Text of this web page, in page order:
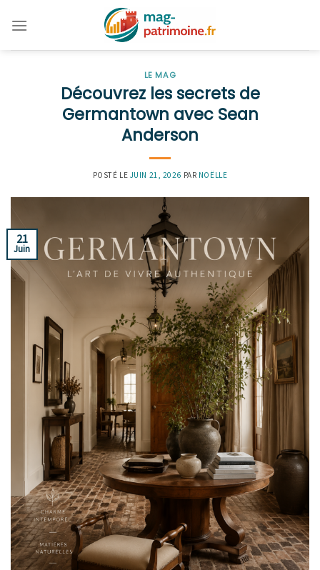
LE MAG
Découvrez les secrets de
Germantown avec Sean
Anderson
POSTÉ LE JUIN 21, 2026 PAR NOËLLE
21
Juin